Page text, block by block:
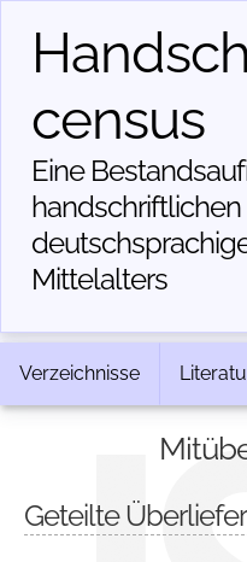
census
Eine
Mittelalters
Verzeichnisse
Geteilte